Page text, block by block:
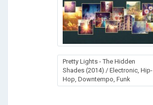
Pretty Lights - The Hidden
Shades (2014) / Electronic, Hip-
Hop, Downtempo, Funk